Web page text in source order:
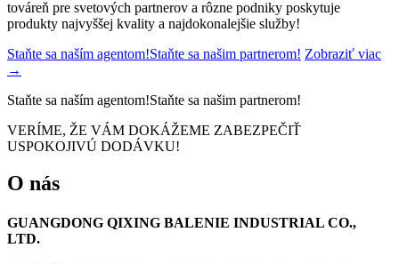
továreň pre svetových partnerov a rôzne podniky poskytuje
produkty najvyššej kvality a najdokonalejšie služby!
Staňte sa naším agentom!Staňte sa našim partnerom! Zobraziť viac
→
Staňte sa naším agentom!Staňte sa našim partnerom!
VERÍME, ŽE VÁM DOKÁŽEME ZABEZPEČIŤ
USPOKOJIVÚ DODÁVKU!
O nás
GUANGDONG QIXING BALENIE INDUSTRIAL CO.,
LTD.